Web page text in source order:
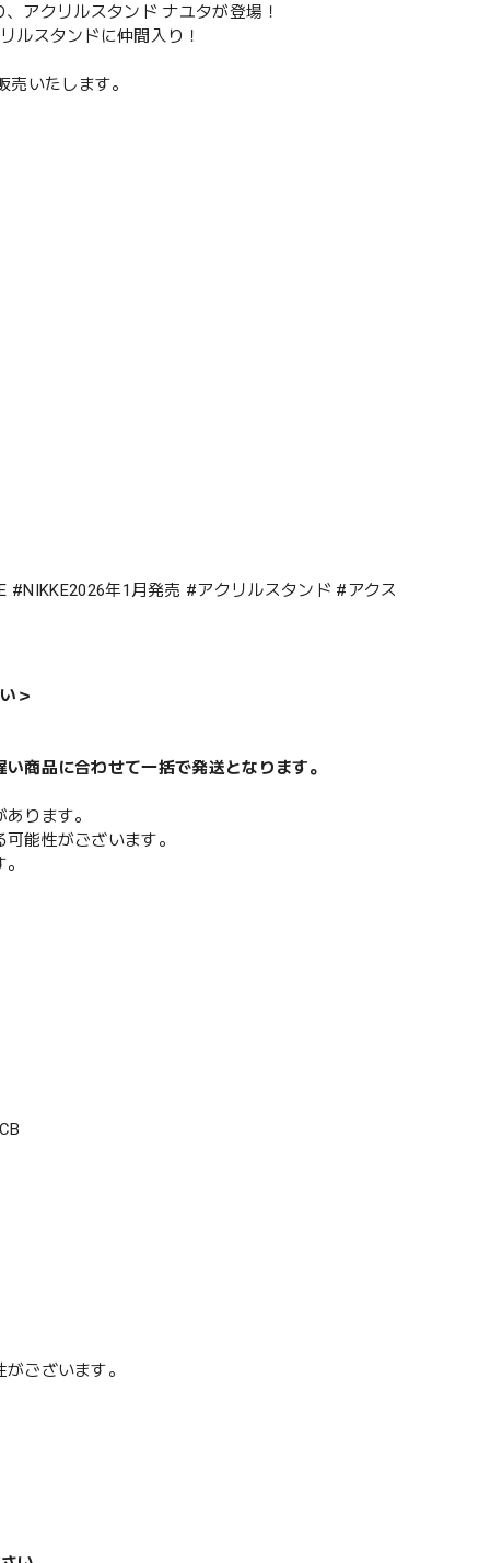
アクリルスタンド ナユタが登場！
ルスタンドに仲間入り！
売いたします。
年1月発売 #アクリルスタンド #アクス
＞
商品に合わせて一括で発送となります。
ります。
能性がございます。
ございます。